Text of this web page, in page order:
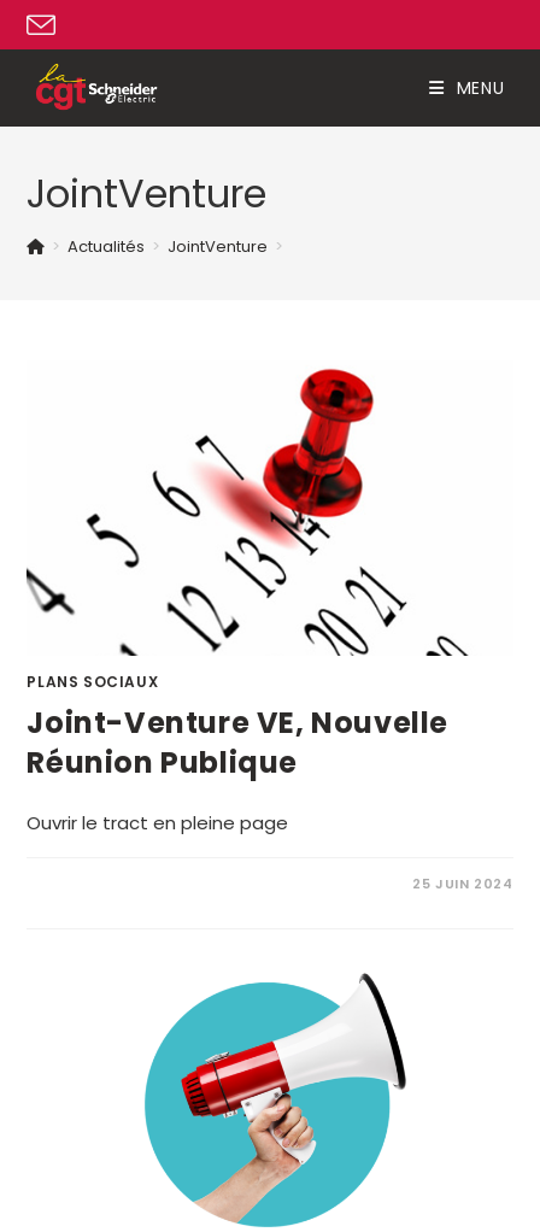
Skip
to
content
MENU
JointVenture
> Actualités > JointVenture >
PLANS SOCIAUX
Joint-Venture VE, Nouvelle
Réunion Publique
Ouvrir le tract en pleine page
25 JUIN 2024